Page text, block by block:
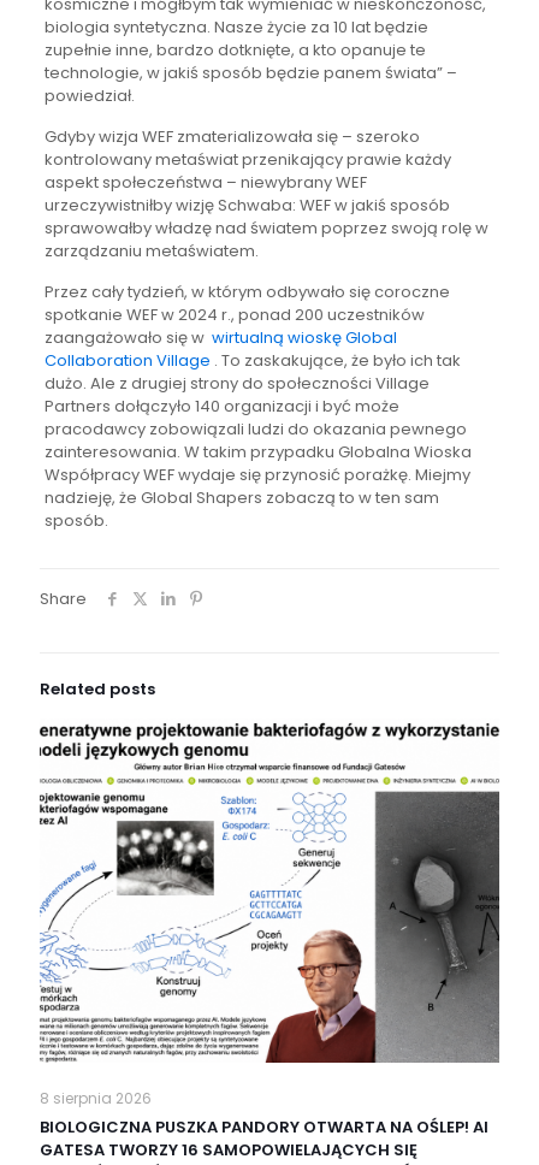
biologia syntetyczna. Nasze życie za 10 lat będzie
zupełnie inne, bardzo dotknięte, a kto opanuje te
technologie, w jakiś sposób będzie panem świata” –
powiedział.
Gdyby wizja WEF zmaterializowała się – szeroko
kontrolowany metaświat przenikający prawie każdy
aspekt społeczeństwa – niewybrany WEF
urzeczywistniłby wizję Schwaba: WEF w jakiś sposób
sprawowałby władzę nad światem poprzez swoją rolę w
zarządzaniu metaświatem.
Przez cały tydzień, w którym odbywało się coroczne
spotkanie WEF w 2024 r., ponad 200 uczestników
zaangażowało się w wirtualną wioskę Global
Collaboration Village . To zaskakujące, że było ich tak
dużo. Ale z drugiej strony do społeczności Village
Partners dołączyło 140 organizacji i być może
pracodawcy zobowiązali ludzi do okazania pewnego
zainteresowania. W takim przypadku Globalna Wioska
Współpracy WEF wydaje się przynosić porażkę. Miejmy
nadzieję, że Global Shapers zobaczą to w ten sam
sposób.
Share
Related posts
8 sierpnia 2026
BIOLOGICZNA PUSZKA PANDORY OTWARTA NA OŚLEP! AI
GATESA TWORZY 16 SAMOPOWIELAJĄCYCH SIĘ